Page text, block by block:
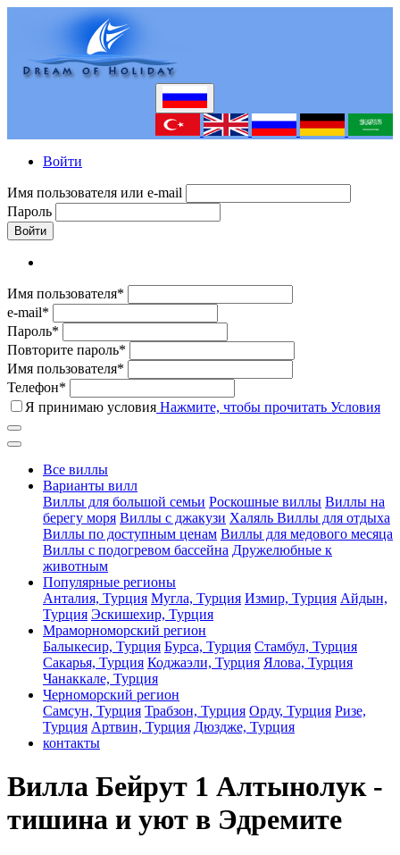
Войти
Имя пользователя или e-mail
Пароль
Войти
Имя пользователя*
e-mail*
Пароль*
Повторите пароль*
Имя пользователя*
Телефон*
Я принимаю условия Нажмите, чтобы прочитать Условия
Все виллы
Варианты вилл
Виллы для большой семьи Роскошные виллы Виллы на
берегу моря Виллы с джакузи Халяль Виллы для отдыха
Виллы по доступным ценам Виллы для медового месяца
Виллы с подогревом бассейна Дружелюбные к
животным
Популярные регионы
Анталия, Турция Мугла, Турция Измир, Турция Айдын,
Турция Эскишехир, Турция
Мраморноморский регион
Балыкесир, Турция Бурса, Турция Стамбул, Турция
Сакарья, Турция Коджаэли, Турция Ялова, Турция
Чанаккале, Турция
Черноморский регион
Самсун, Турция Трабзон, Турция Орду, Турция Ризе,
Турция Артвин, Турция Дюздже, Турция
контакты
Вилла Бейрут 1 Алтынолук -
тишина и уют в Эдремите